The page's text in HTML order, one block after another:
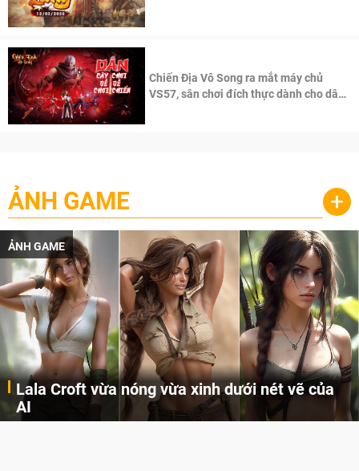
Chiến Địa Vô Song ra mắt máy chủ
VS57, sân chơi đích thực dành cho dân
ẢNH GAME +
ẢNH GAME
Lala Croft vừa nóng vừa xinh dưới nét vẽ của
AI